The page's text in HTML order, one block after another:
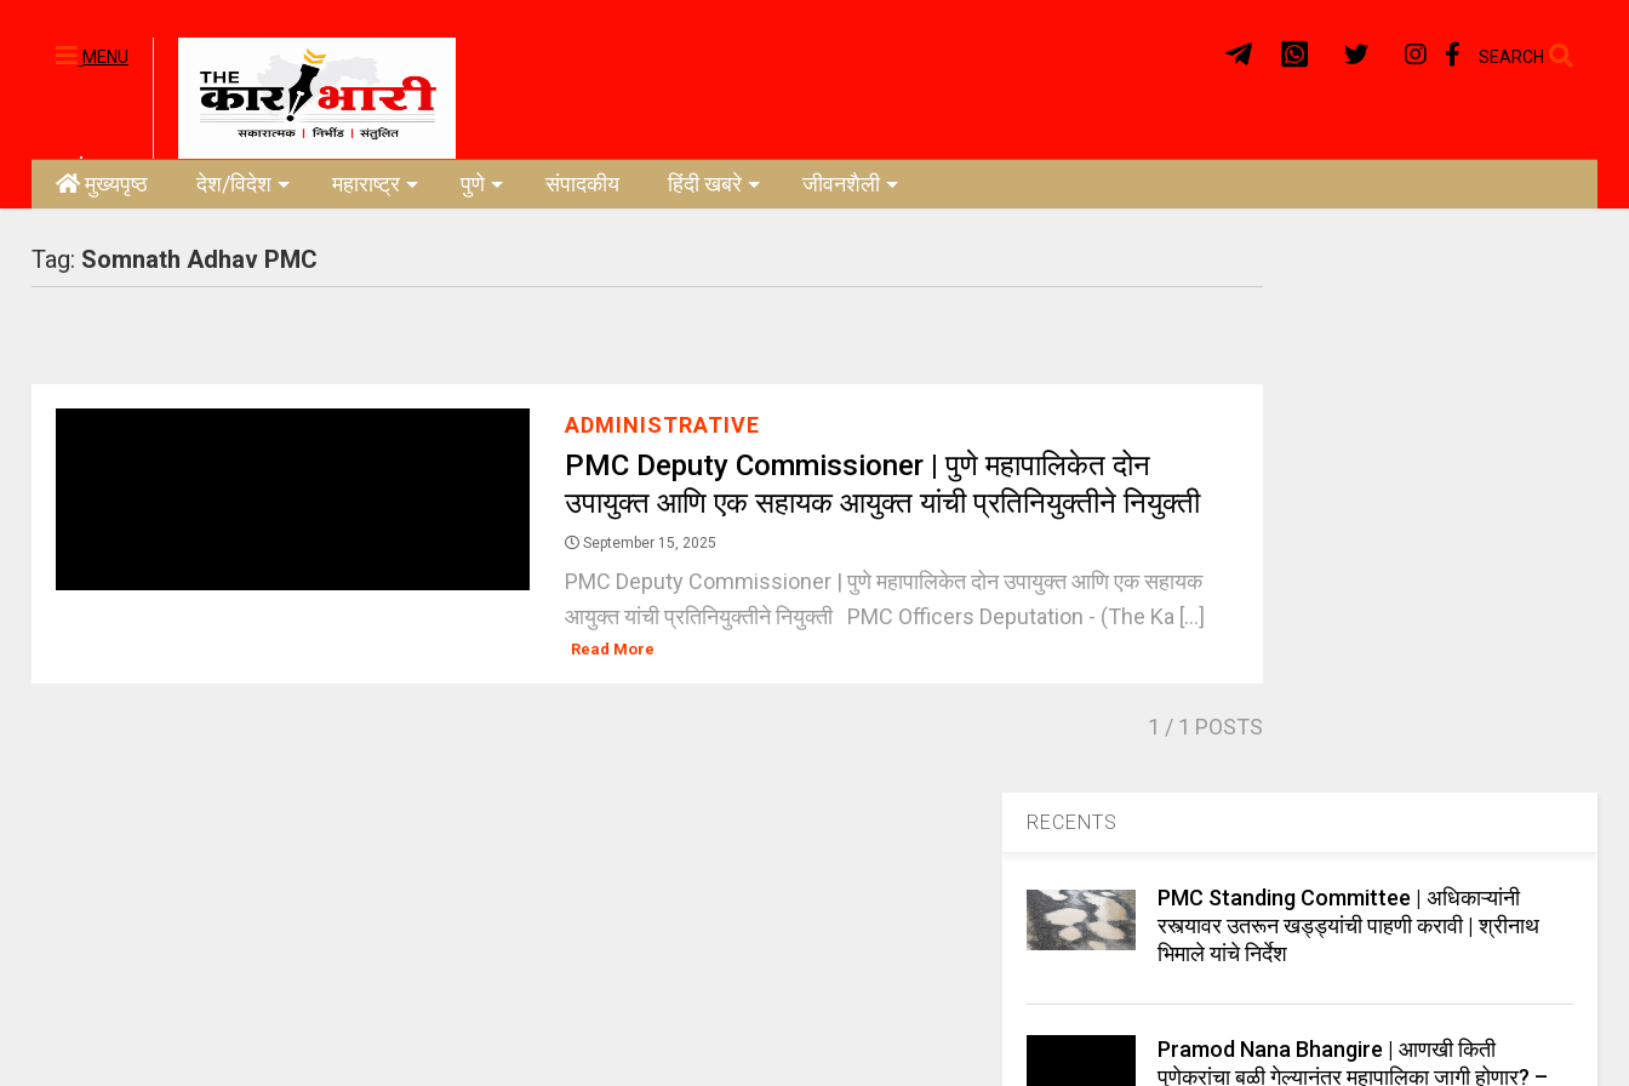
MENU SEARCH
मुख्यपृष्ठ देश/विदेश महाराष्ट्र पुणे संपादकीय हिंदी खबरे जीवनशैली
Tag: Somnath Adhav PMC
ADMINISTRATIVE
PMC Deputy Commissioner | पुणे महापालिकेत दोन
उपायुक्त आणि एक सहायक आयुक्त यांची प्रतिनियुक्तीने नियुक्ती
September 15, 2025
PMC Deputy Commissioner | पुणे महापालिकेत दोन उपायुक्त आणि एक सहायक
आयुक्त यांची प्रतिनियुक्तीने नियुक्ती PMC Officers Deputation - (The Ka [...]
Read More
1 / 1 POSTS
RECENTS
PMC Standing Committee | अधिकाऱ्यांनी
रस्त्यावर उतरून खड्ड्यांची पाहणी करावी | श्रीनाथ
भिमाले यांचे निर्देश
Pramod Nana Bhangire | आणखी किती
पुणेकरांचा बळी गेल्यानंतर महापालिका जागी होणार? –